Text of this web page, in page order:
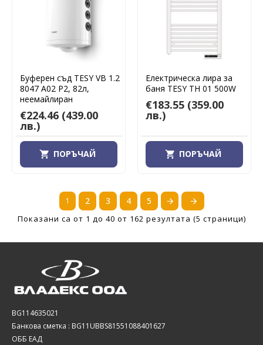
Буферен съд TESY VB 1.2
8047 A02 P2, 82л,
неемайлиран
€224.46 (439.00
лв.)
ПОРЪЧАЙ
Електрическа лира за
баня TESY TH 01 500W
€183.55 (359.00
лв.)
ПОРЪЧАЙ
1 2 3 4 5
Показани са от 1 до 40 от 162 резултата (5 страници)
BG114635021
Банкова сметка : BG11UBBS81551088401627
ОББ ЕАД